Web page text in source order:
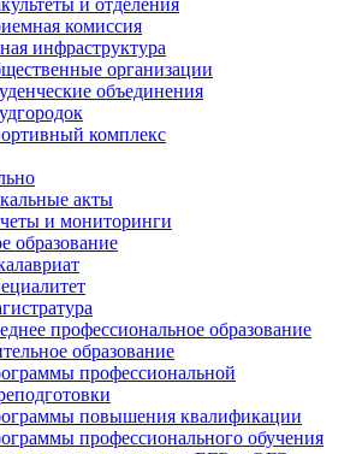
и отделения
комиссия
инфраструктура
организации
объединения
комплекс
акты
и мониторинги
образование
профессиональное образование
образование
профессиональной
повышения квалификации
профессионального обучения